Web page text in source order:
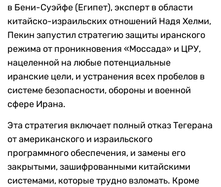
в Бени-Суэйфе (Египет), эксперт в области
китайско-израильских отношений Надя Хелми,
Пекин запустил стратегию защиты иранского
режима от проникновения «Моссада» и ЦРУ,
нацеленной на любые потенциальные
иранские цели, и устранения всех пробелов в
системе безопасности, обороны и военной
сфере Ирана.
Эта стратегия включает полный отказ Тегерана
от американского и израильского
программного обеспечения, и замены его
закрытыми, зашифрованными китайскими
системами, которые трудно взломать. Кроме